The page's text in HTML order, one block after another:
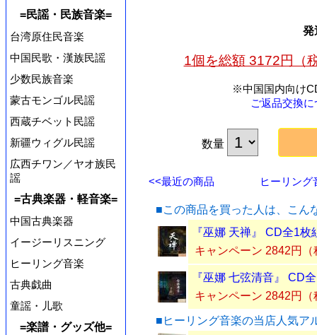
=民謡・民族音楽=
台湾原住民音楽
中国民歌・漢族民謡
少数民族音楽
蒙古モンゴル民謡
西蔵チベット民謡
新疆ウィグル民謡
広西チワン／ヤオ族民
謡
=古典楽器・軽音楽=
中国古典楽器
イージーリスニング
ヒーリング音楽
古典戯曲
童謡・儿歌
=楽譜・グッズ他=
発
1個を総額 3172円（
※中国国内向け
ご返品交換
数量
<<最近の商品 ヒーリン
■この商品を買った人は、こん
『巫娜 天禅』 CD全1枚
キャンペーン 2842円（
『巫娜 七弦清音』 CD
キャンペーン 2842円（
■ヒーリング音楽の当店人気ア